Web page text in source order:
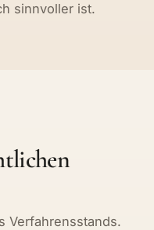
sinnvoller ist.
Verfahrensstands.